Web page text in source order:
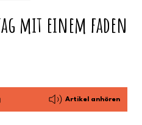
mit einem faden
Artikel anhören